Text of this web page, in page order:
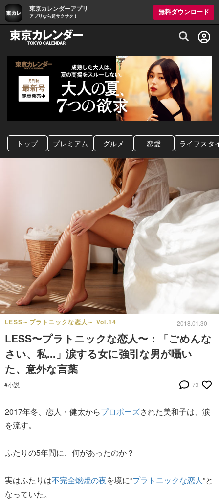
東京カレンダーアプリ
アプリなら超サクサク！
無料ダウンロード
グルメ情報・プレミアムレストラン予約
トップ プレミアム グルメ 恋愛 ライフスタ
LESS～プラトニックな恋人～ Vol.14 2018.01.30
LESS〜プラトニックな恋人〜：「ごめんな
さい、私...」涙する女に強引な男が囁い
た、意外な言葉
#小説 73
2017年冬、恋人・健太からプロポーズされた美和子は、涙
を流す。
ふたりの5年間に、何があったのか？
実はふたりは不完全燃焼の夜を境に“プラトニックな恋人”と
なっていた。